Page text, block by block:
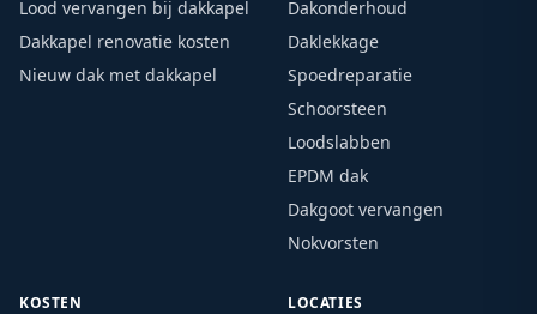
Lood vervangen bij dakkapel
Dakkapel renovatie kosten
Nieuw dak met dakkapel
Dakonderhoud
Daklekkage
Spoedreparatie
Schoorsteen
Loodslabben
EPDM dak
Dakgoot vervangen
Nokvorsten
KOSTEN LOCATIES